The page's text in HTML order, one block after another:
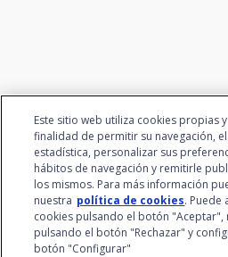
Este sitio web utiliza cookies propias
finalidad de permitir su navegación,
estadística, personalizar sus
hábitos de navegación y remitirle
los mismos. Para más información
nuestra política de cookies. Puede
cookies pulsando el botón "Aceptar",
pulsando el botón "Rechazar" y
botón "Configurar"